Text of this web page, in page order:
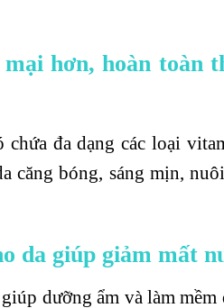
hơn, hoàn toàn
chứa đa dạng các loại
bóng, sáng mịn,
da giúp giảm mất
dưỡng ẩm và làm